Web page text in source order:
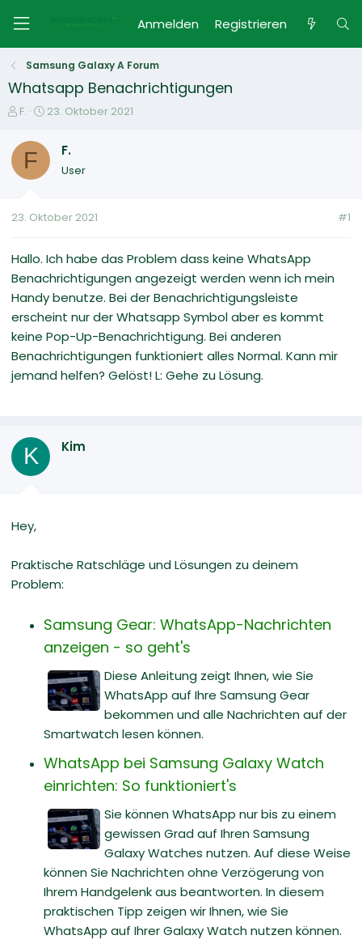
Anmelden Registrieren
Samsung Galaxy A Forum
Whatsapp Benachrichtigungen
E
s
e
e
F.
E
t
e
t
m
23. Oktober 2021
F F.
User
23. Oktober 2021 #1
Hallo. Ich habe das Problem dass keine WhatsApp
Benachrichtigungen angezeigt werden wenn ich mein
Handy benutze. Bei der Benachrichtigungsleiste
erscheint nur der Whatsapp Symbol aber es kommt
keine Pop-Up-Benachrichtigung. Bei anderen
Benachrichtigungen funktioniert alles Normal. Kann mir
jemand helfen? Gelöst! L: Gehe zu Lösung.
K Kim
Hey,
Praktische Ratschläge und Lösungen zu deinem
Problem:
Samsung Gear: WhatsApp-Nachrichten
anzeigen - so geht's
Diese Anleitung zeigt Ihnen, wie Sie
WhatsApp auf Ihre Samsung Gear
bekommen und alle Nachrichten auf der
Smartwatch lesen können.
WhatsApp bei Samsung Galaxy Watch
einrichten: So funktioniert's
Sie können WhatsApp nur bis zu einem
gewissen Grad auf Ihren Samsung
Galaxy Watches nutzen. Auf diese Weise
können Sie Nachrichten ohne Verzögerung von
Ihrem Handgelenk aus beantworten. In diesem
praktischen Tipp zeigen wir Ihnen, wie Sie
WhatsApp auf Ihrer Galaxy Watch nutzen können.